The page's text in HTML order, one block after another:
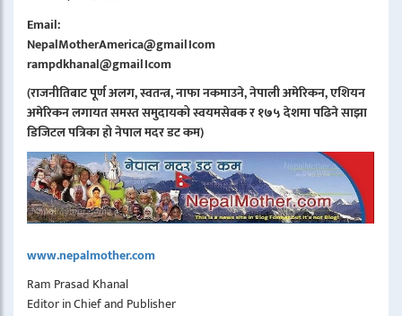
Email:
NepalMotherAmerica@gmail।com
rampdkhanal@gmail।com
(राजनीतिबाट पूर्ण अलग, स्वतन्त्र, नाफा नकमाउने, नेपाली अमेरिकन, एशियन
अमेरिकन लगायत समस्त समुदायको स्वयमसेबक र १७५ देशमा पढिने साझा
डिजिटल पत्रिका हो नेपाल मदर डट कम)
www.nepalmother.com
Ram Prasad Khanal
Editor in Chief and Publisher